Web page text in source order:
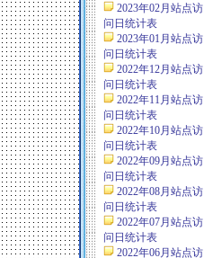
2023年02月站点访
问日统计表
2023年01月站点访
问日统计表
2022年12月站点访
问日统计表
2022年11月站点访
问日统计表
2022年10月站点访
问日统计表
2022年09月站点访
问日统计表
2022年08月站点访
问日统计表
2022年07月站点访
问日统计表
2022年06月站点访